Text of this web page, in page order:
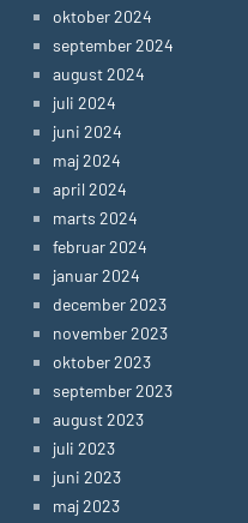
oktober 2024
september 2024
august 2024
juli 2024
juni 2024
maj 2024
april 2024
marts 2024
februar 2024
januar 2024
december 2023
november 2023
oktober 2023
september 2023
august 2023
juli 2023
juni 2023
maj 2023